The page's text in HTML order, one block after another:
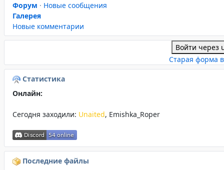
Форум · Новые сообщения
Галерея
Новые комментарии
Войти через
Старая форма
Статистика
Онлайн:
Сегодня заходили: Unaited, Emishka_Roper
Последние файлы